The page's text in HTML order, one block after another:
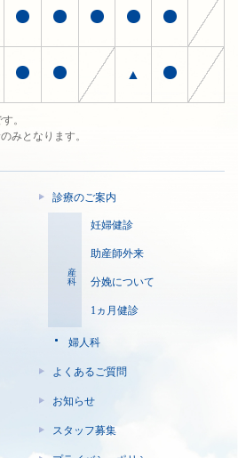
▲
。
みとなります。
診療のご案内
産科
妊婦健診
助産師外来
分娩について
1ヵ月健診
婦人科
よくあるご質問
お知らせ
スタッフ募集